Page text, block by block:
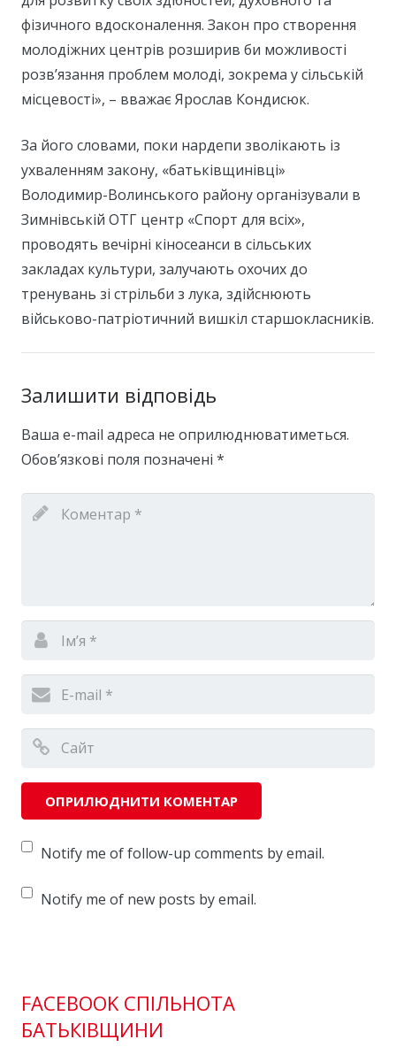
фізичного вдосконалення. Закон про створення
молодіжних центрів розширив би можливості
розв’язання проблем молоді, зокрема у сільській
місцевості», – вважає Ярослав Кондисюк.
За його словами, поки нардепи зволікають із
ухваленням закону, «батьківщинівці»
Володимир-Волинського району організували в
Зимнівській ОТГ центр «Спорт для всіх»,
проводять вечірні кіносеанси в сільських
закладах культури, залучають охочих до
тренувань зі стрільби з лука, здійснюють
військово-патріотичний вишкіл старшокласників.
Залишити відповідь
Ваша e-mail адреса не оприлюднюватиметься.
Обов’язкові поля позначені *
Notify me of follow-up comments by email.
Notify me of new posts by email.
FACEBOOK СПІЛЬНОТА
БАТЬКІВЩИНИ